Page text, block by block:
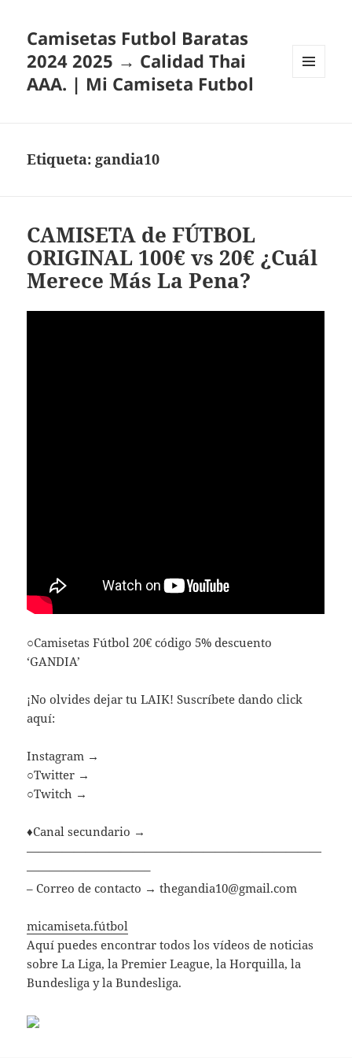
Camisetas Futbol Baratas
2024 2025 → Calidad Thai
AAA. | Mi Camiseta Futbol
Etiqueta: gandia10
CAMISETA de FÚTBOL
ORIGINAL 100€ vs 20€ ¿Cuál
Merece Más La Pena?
○Camisetas Fútbol 20€ código 5% descuento
‘GANDIA’
¡No olvides dejar tu LAIK! Suscríbete dando click
aquí:
Instagram →
○Twitter →
○Twitch →
♦Canal secundario →
—————————————————————————
——————————–
– Correo de contacto →thegandia10@gmail.com
micamiseta.fútbol
Aquí puedes encontrar todos los vídeos de noticias
sobre La Liga, la Premier League, la Horquilla, la
Bundesliga y la Bundesliga.